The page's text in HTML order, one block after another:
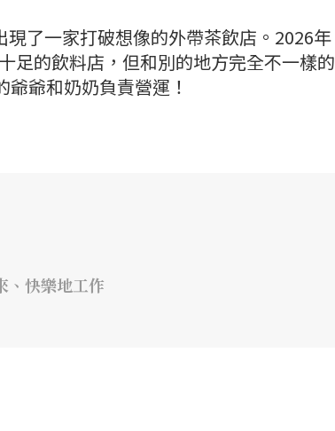
了一家打破想像的外帶茶飲店。2026年
足的飲料店，但和別的地方完全不一樣的
爺和奶奶負責營運！
、快樂地工作